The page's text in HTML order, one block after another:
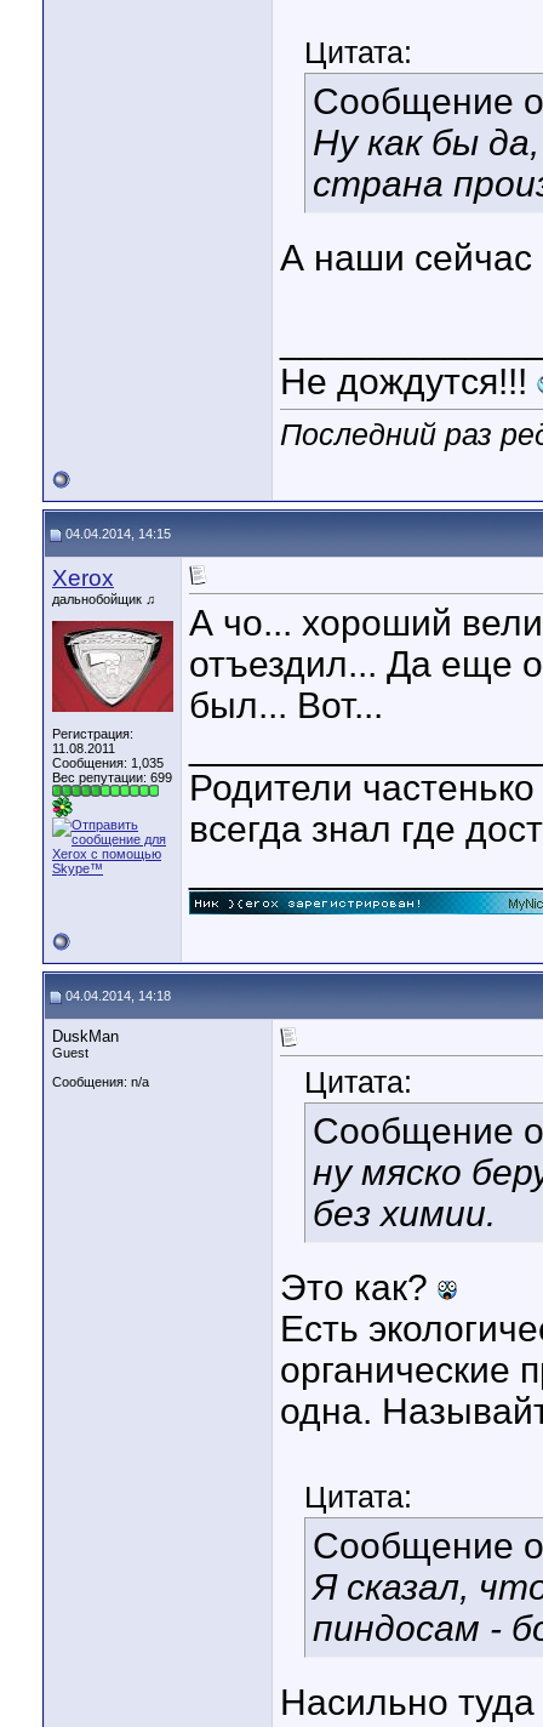
Цитата:
Сообщение
Ну как бы
страна
А наши сейчас
Не дождутся!!!
Последний раз
04.04.2014, 14:15
Xerox
дальнобойщик ♫
Регистрация:
11.08.2011
Сообщения: 1,035
Вес репутации: 699
А чо... хороший
отъездил... Да еще
был... Вот...
Родители
всегда знал где
04.04.2014, 14:18
DuskMan
Guest
Сообщения: n/a
Цитата:
Сообщение
ну мяско
без химии.
Это как?
Есть
органические
одна.
Цитата:
Сообщение
Я сказал,
пиндосам -
Насильно туда